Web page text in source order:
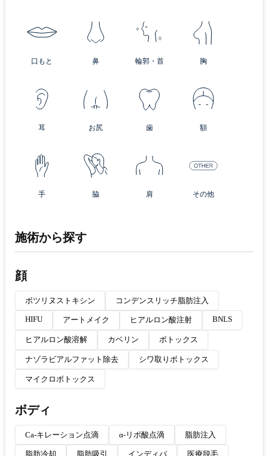
口もと 鼻 輪郭・首 胸
耳 お尻 歯 額
手 脇 肩 その他
施術から探す
顔
ボツリヌストキシン コンデンスリッチ脂肪注入
HIFU アートメイク ヒアルロン酸注射 BNLS
ヒアルロン酸溶解 カベリン ボトックス
ナゾラビアルファット除去 シワ取りボトックス
マイクロボトックス
ボディ
Ca-キレーション点滴 α-リポ酸点滴 脂肪注入
脂肪冷却 脂肪吸引 インディバ 医療脱毛